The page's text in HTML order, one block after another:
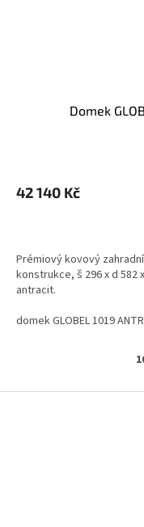
domek
42 140 Kč
Prémiový kovový
konstrukce, š 296 x d 582
antracit.
domek GLOBEL 1019